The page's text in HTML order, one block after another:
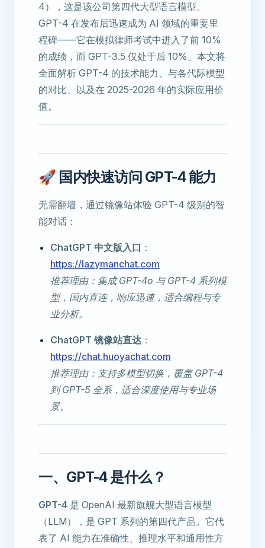
4），这是该公司第四代大型语言模型。
GPT-4 在发布后迅速成为 AI 领域的重要里
程碑——它在模拟律师考试中进入了前 10%
的成绩，而 GPT-3.5 仅处于后 10%。本文将
全面解析 GPT-4 的技术能力、与各代际模型
的对比、以及在 2025-2026 年的实际应用价
值。
🚀 国内快速访问 GPT-4 能力
无需翻墙，通过镜像站体验 GPT-4 级别的智
能对话：
ChatGPT 中文版入口 ：
https://lazymanchat.com
推荐理由：集成 GPT-4o 与 GPT-4 系列模
型，国内直连，响应迅速，适合编程与专
业分析。
ChatGPT 镜像站直达 ：
https://chat.huoyachat.com
推荐理由：支持多模型切换，覆盖 GPT-4
到 GPT-5 全系，适合深度使用与专业场
景。
一、GPT-4 是什么？
GPT-4 是 OpenAI 最新旗舰大型语言模型
（LLM），是 GPT 系列的第四代产品。它代
表了 AI 能力在准确性、推理水平和通用性方